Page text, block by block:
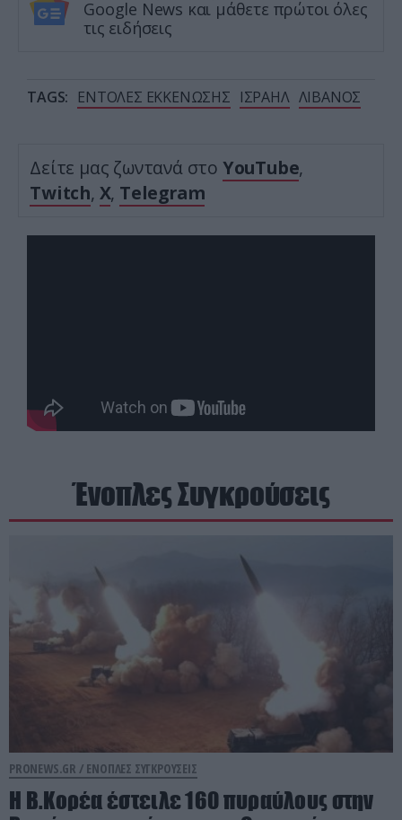
Google News και μάθετε πρώτοι όλες
τις ειδήσεις
TAGS: ΕΝΤΟΛΕΣ ΕΚΚΕΝΩΣΗΣ ΙΣΡΑΗΛ ΛΙΒΑΝΟΣ
Δείτε μας ζωντανά στο YouTube,
Twitch, X, Telegram
Ένοπλες Συγκρούσεις
PRONEWS.GR / ΕΝΟΠΛΕΣ ΣΥΓΚΡΟΥΣΕΙΣ
Η Β.Κορέα έστειλε 160 πυραύλους στην